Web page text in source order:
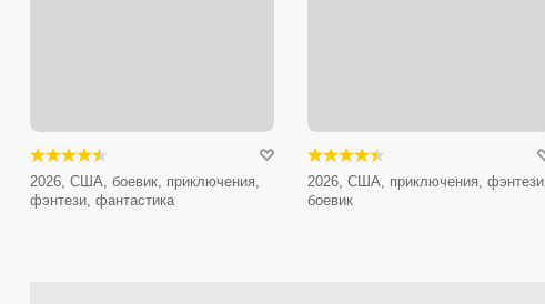
2026, США, боевик, приключения,
фэнтези, фантастика
2026, США, приключения, фэнтези,
боевик